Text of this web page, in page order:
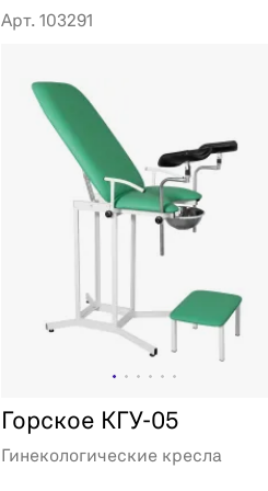
Арт. 103291
Горское КГУ-05
Гинекологические кресла